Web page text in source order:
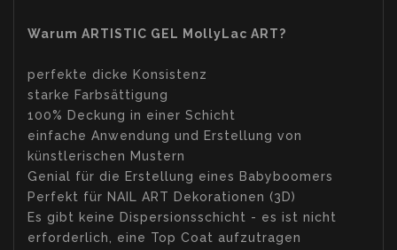
Warum ARTISTIC GEL MollyLac ART?
perfekte dicke Konsistenz
starke Farbsättigung
100% Deckung in einer Schicht
einfache Anwendung und Erstellung von
künstlerischen Mustern
Genial für die Erstellung eines Babyboomers
Perfekt für NAIL ART Dekorationen (3D)
Es gibt keine Dispersionsschicht - es ist nicht
erforderlich, eine Top Coat aufzutragen